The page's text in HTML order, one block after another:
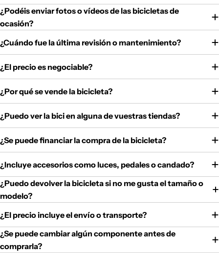
¿Podéis enviar fotos o vídeos de las bicicletas de
ocasión?
¿Cuándo fue la última revisión o mantenimiento?
¿El precio es negociable?
¿Por qué se vende la bicicleta?
¿Puedo ver la bici en alguna de vuestras tiendas?
¿Se puede financiar la compra de la bicicleta?
¿Incluye accesorios como luces, pedales o candado?
¿Puedo devolver la bicicleta si no me gusta el tamaño o
modelo?
¿El precio incluye el envío o transporte?
¿Se puede cambiar algún componente antes de
comprarla?